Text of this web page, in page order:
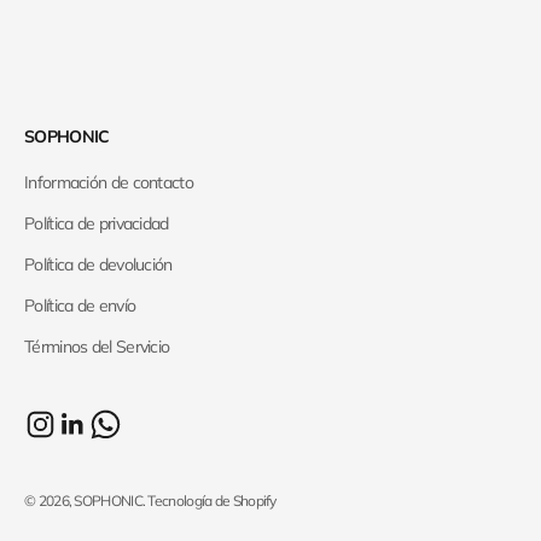
SOPHONIC
Información de contacto
Política de privacidad
Política de devolución
Política de envío
Términos del Servicio
© 2026, SOPHONIC.Tecnología de Shopify